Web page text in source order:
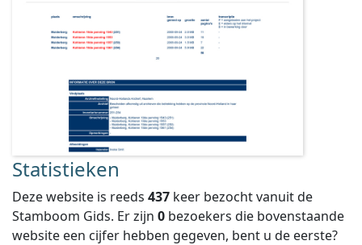
Statistieken
Deze website is reeds 437 keer bezocht vanuit de
Stamboom Gids. Er zijn 0 bezoekers die bovenstaande
website een cijfer hebben gegeven, bent u de eerste?